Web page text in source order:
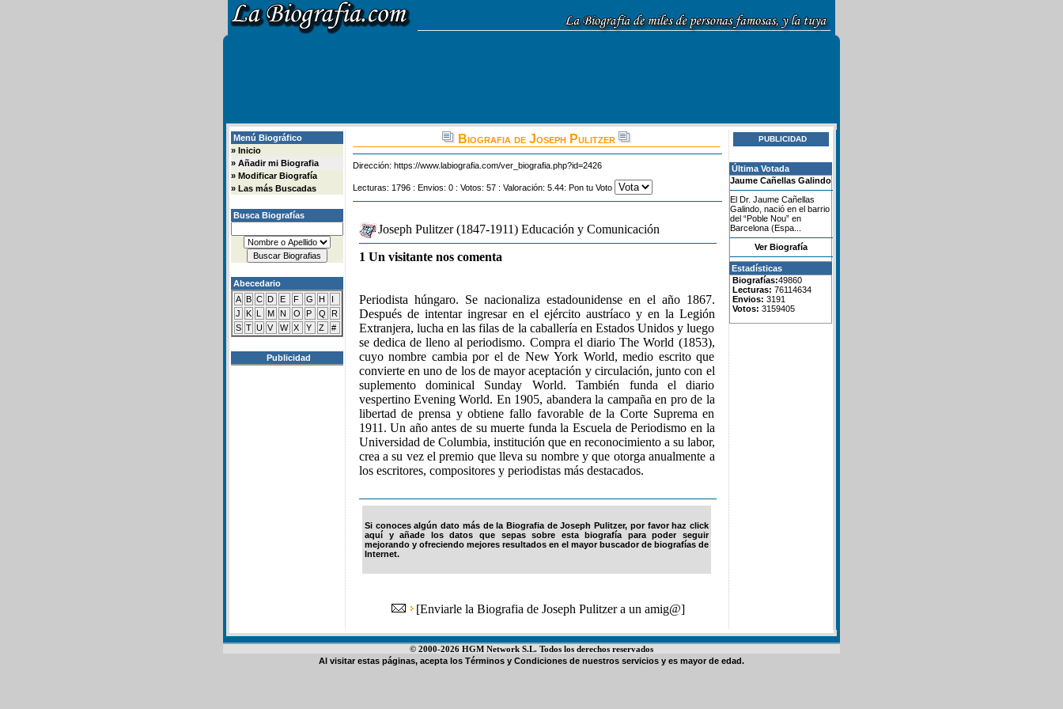
Menú Biográfico
» Inicio
» Añadir mi Biografia
» Modificar Biografía
» Las más Buscadas
Busca Biografías
Abecedario
A B C D E F G H
I
J
K L M N O P Q
R
S T U V W X Y Z #
Publicidad
Biografia de Joseph Pulitzer
Dirección: https://www.labiografia.com/ver_biografia.php?id=2426
Lecturas: 1796 : Envios: 0 : Votos: 57 : Valoración: 5.44: Pon tu Voto
Joseph Pulitzer (1847-1911) Educación y Comunicación
1 Un visitante nos comenta
Periodista húngaro. Se nacionaliza estadounidense en el año 1867.
Después de intentar ingresar en el ejército austríaco y en la Legión
Extranjera, lucha en las filas de la caballería en Estados Unidos y luego
se dedica de lleno al periodismo. Compra el diario The World (1853),
cuyo nombre cambia por el de New York World, medio escrito que
convierte en uno de los de mayor aceptación y circulación, junto con el
suplemento dominical Sunday World. También funda el diario
vespertino Evening World. En 1905, abandera la campaña en pro de la
libertad de prensa y obtiene fallo favorable de la Corte Suprema en
1911. Un año antes de su muerte funda la Escuela de Periodismo en la
Universidad de Columbia, institución que en reconocimiento a su labor,
crea a su vez el premio que lleva su nombre y que otorga anualmente a
los escritores, compositores y periodistas más destacados.
Si conoces algún dato más de la Biografia de Joseph Pulitzer, por favor haz click
aquí y añade los datos que sepas sobre esta biografía para poder seguir
mejorando y ofreciendo mejores resultados en el mayor buscador de biografías de
Internet.
[Enviarle la Biografia de Joseph Pulitzer a un amig@]
PUBLICIDAD
Última Votada
Jaume Cañellas Galindo
El Dr. Jaume Cañellas
Galindo, nació en el barrio
del “Poble Nou” en
Barcelona (Espa...
Ver Biografía
Estadísticas
Biografías:49860
Lecturas: 76114634
Envios: 3191
Votos: 3159405
© 2000-2026 HGM Network S.L. Todos los derechos reservados
Al visitar estas páginas, acepta los Términos y Condiciones de nuestros servicios y es mayor de edad.